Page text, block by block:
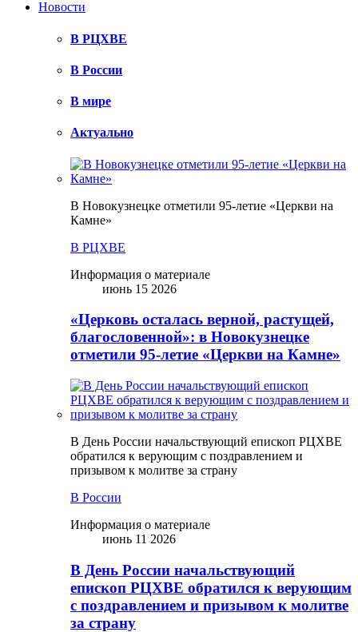
Новости
В РЦХВЕ
В России
В мире
Актуально
В Новокузнецке отметили 95-летие «Церкви на
Камне»
В РЦХВЕ
Информация о материале
июнь 15 2026
«Церковь осталась верной, растущей,
благословенной»: в Новокузнецке
отметили 95-летие «Церкви на Камне»
В День России начальствующий епископ РЦХВЕ
обратился к верующим с поздравлением и
призывом к молитве за страну
В России
Информация о материале
июнь 11 2026
В День России начальствующий
епископ РЦХВЕ обратился к верующим
с поздравлением и призывом к молитве
за страну